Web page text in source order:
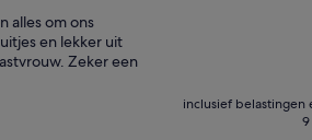
alles om ons
en lekker uit
Zeker een
inclusief belastingen
9